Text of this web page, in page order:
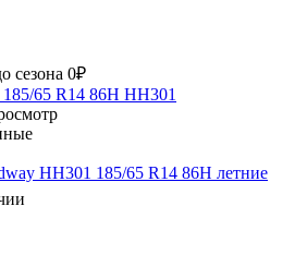
сезона 0₽
HH301 185/65 R14 86H летние